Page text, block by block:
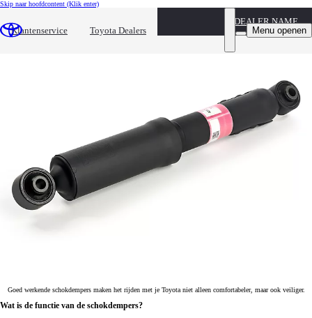
Skip naar hoofdcontent (Klik enter)
Klantenservice Toyota Dealers
DEALER NAME
Menu openen
Schokdempers
Goed werkende schokdempers maken het rijden met je Toyota niet alleen comfortabeler, maar ook veiliger.
Wat is de functie van de schokdempers?